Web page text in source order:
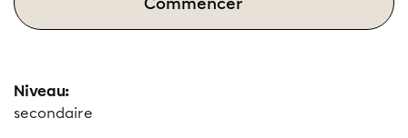
Niveau:
secondaire